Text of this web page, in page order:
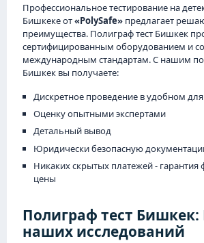
Профессиональное тестирование на
Бишкеке от«PolySafe» предлагает
преимущества. Полиграф тест Бишкек
сертифицированным оборудованием и
международным стандартам. С нашим
Бишкек вы получаете:
Дискретное проведение в удобном для
Оценку опытными экспертами
Детальный вывод
Юридически безопасную
Никаких скрытых платежей - гарантия
цены
Полиграф тест Бишкек:
наших исследований